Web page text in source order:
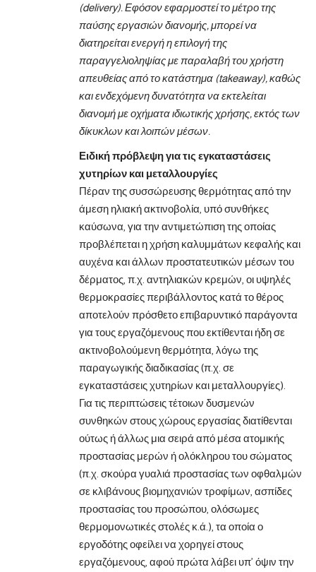
(delivery). Εφόσον εφαρμοστεί το μέτρο της
παύσης εργασιών διανομής, μπορεί να
διατηρείται ενεργή η επιλογή της
παραγγελιοληψίας με παραλαβή του χρήστη
απευθείας από το κατάστημα (takeaway), καθώς
και ενδεχόμενη δυνατότητα να εκτελείται
διανομή με οχήματα ιδιωτικής χρήσης, εκτός των
δίκυκλων και λοιπών μέσων.
Ειδική πρόβλεψη για τις εγκαταστάσεις
χυτηρίων και μεταλλουργίες
Πέραν της συσσώρευσης θερμότητας από την
άμεση ηλιακή ακτινοβολία, υπό συνθήκες
καύσωνα, για την αντιμετώπιση της οποίας
προβλέπεται η χρήση καλυμμάτων κεφαλής και
αυχένα και άλλων προστατευτικών μέσων του
δέρματος, π.χ. αντηλιακών κρεμών, οι υψηλές
θερμοκρασίες περιβάλλοντος κατά το θέρος
αποτελούν πρόσθετο επιβαρυντικό παράγοντα
για τους εργαζόμενους που εκτίθενται ήδη σε
ακτινοβολούμενη θερμότητα, λόγω της
παραγωγικής διαδικασίας (π.χ. σε
εγκαταστάσεις χυτηρίων και μεταλλουργίες).
Για τις περιπτώσεις τέτοιων δυσμενών
συνθηκών στους χώρους εργασίας διατίθενται
ούτως ή άλλως μια σειρά από μέσα ατομικής
προστασίας μερών ή ολόκληρου του σώματος
(π.χ. σκούρα γυαλιά προστασίας των οφθαλμών
σε κλιβάνους βιομηχανιών τροφίμων, ασπίδες
προστασίας του προσώπου, ολόσωμες
θερμομονωτικές στολές κ.ά.), τα οποία ο
εργοδότης οφείλει να χορηγεί στους
εργαζόμενους, αφού πρώτα λάβει υπ’ όψιν την